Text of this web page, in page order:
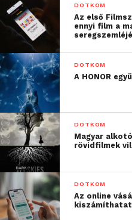
DOTKOM
Az első
ennyi film a
DOTKOM
A HONOR
DOTKOM
Magyar
rövidfilmek
DOTKOM
Az online